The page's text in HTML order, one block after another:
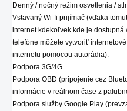
Denný / nočný režim osvetlenia /
Vstavaný Wi-fi prijímač (vďaka
internet kdekoľvek kde je
telefóne môžete vytvoriť
internetu pomocou autorádia).
Podpora 3G/4G
Podpora OBD (pripojenie cez
informácie v reálnom čase z
Podpora služby Google Play